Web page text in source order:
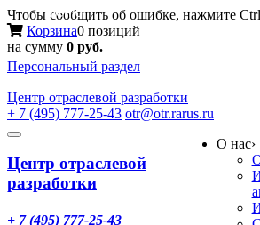
Чтобы сообщить об ошибке, нажмите
Корзина0 позиций
на сумму 0 руб.
Персональный раздел
Центр отраслевой разработки
+ 7 (495) 777-25-43 otr@otr.rarus.ru
Toggle
Меню
Центр отраслевой
разработки
+ 7 (495) 777-25-43
О нас›